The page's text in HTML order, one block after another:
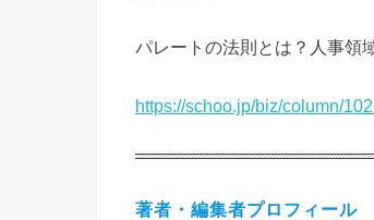
パレートの法則とは？人事領
https://schoo.jp/biz/column/
著者・編集者プロフィール